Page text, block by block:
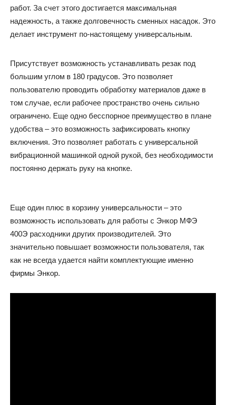
работ. За счет этого достигается максимальная
надежность, а также долговечность сменных насадок. Это
делает инструмент по-настоящему универсальным.
Присутствует возможность устанавливать резак под
большим углом в 180 градусов. Это позволяет
пользователю проводить обработку материалов даже в
том случае, если рабочее пространство очень сильно
ограничено. Еще одно бесспорное преимущество в плане
удобства – это возможность зафиксировать кнопку
включения. Это позволяет работать с универсальной
вибрационной машинкой одной рукой, без необходимости
постоянно держать руку на кнопке.
Еще один плюс в корзину универсальности – это
возможность использовать для работы с Энкор МФЭ
400Э расходники других производителей. Это
значительно повышает возможности пользователя, так
как не всегда удается найти комплектующие именно
фирмы Энкор.